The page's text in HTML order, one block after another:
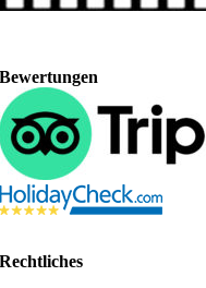
Bewertungen
Rechtliches